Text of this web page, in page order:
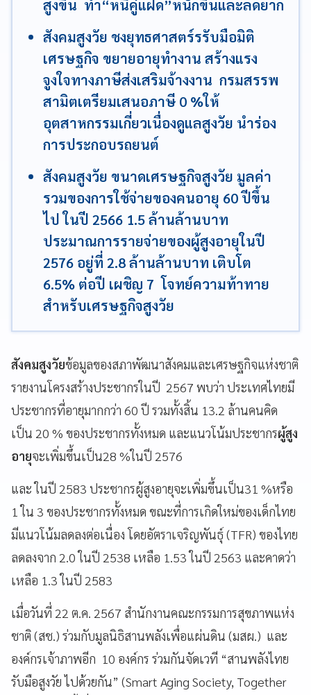
สูงขึ้น ทำ“หนี้คู่แฝด”หนักขึ้นและลดยาก
สังคมสูงวัย ชงยุทธศาสตร์รรับมือมิติ
เศรษฐกิจ ขยายอายุทำงาน สร้างแรง
จูงใจทางภาษีส่งเสริมจ้างงาน กรมสรรพ
สามิตเตรียมเสนอภาษี 0 %ให้
อุตสาหกรรมเกี่ยวเนื่องดูแลสูงวัย นำร่อง
การประกอบรถยนต์
สังคมสูงวัย ขนาดเศรษฐกิจสูงวัย มูลค่า
รวมของการใช้จ่ายของคนอายุ 60 ปีขึ้น
ไป ในปี 2566 1.5 ล้านล้านบาท
ประมาณการรายจ่ายของผู้สูงอายุในปี
2576 อยู่ที่ 2.8 ล้านล้านบาท เติบโต
6.5% ต่อปี เผชิญ 7 โจทย์ความท้าทาย
สำหรับเศรษฐกิจสูงวัย
สังคมสูงวัยข้อมูลของสภาพัฒนาสังคมและเศรษฐกิจแห่งชาติ
รายงานโครงสร้างประชากรในปี 2567 พบว่า ประเทศไทยมี
ประชากรที่อายุมากกว่า 60 ปี รวมทั้งสิ้น 13.2 ล้านคนคิด
เป็น 20 % ของประชากรทั้งหมด และแนวโน้มประชากรผู้สูง
อายุจะเพิ่มขึ้นเป็น28 %ในปี 2576
และ ในปี 2583 ประชากรผู้สูงอายุจะเพิ่มขึ้นเป็น31 %หรือ
1 ใน 3 ของประชากรทั้งหมด ขณะที่การเกิดใหม่ของเด็กไทย
มีแนวโน้มลดลงต่อเนื่อง โดยอัตราเจริญพันธุ์ (TFR) ของไทย
ลดลงจาก 2.0 ในปี 2538 เหลือ 1.53 ในปี 2563 และคาดว่า
เหลือ 1.3 ในปี 2583
เมื่อวันที่ 22 ต.ค. 2567 สำนักงานคณะกรรมการสุขภาพแห่ง
ชาติ (สช.) ร่วมกับมูลนิธิสานพลังเพื่อแผ่นดิน (มสผ.) และ
องค์กรเจ้าภาพอีก 10 องค์กร ร่วมกันจัดเวที “สานพลังไทย
รับมือสูงวัย ไปด้วยกัน” (Smart Aging Society, Together